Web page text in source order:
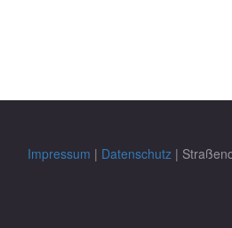
Impressum | Datenschutz|